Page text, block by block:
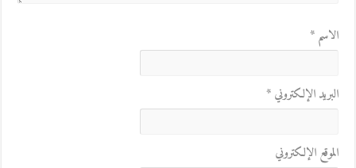
الاسم*
البريد الإلكتروني*
الموقع الإلكتروني